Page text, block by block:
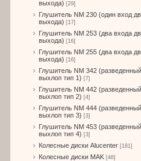
выхода) [29]
Глушитель NM 230 (один вход
выхода) [17]
Глушитель NM 253 (два входа
выхода) [16]
Глушитель NM 255 (два входа
выхода) [16]
Глушитель NM 342 (разведенный
выхлоп тип 1) [7]
Глушитель NM 442 (разведенный
выхлоп тип 2) [4]
Глушитель NM 444 (разведенный
выхлоп тип 3) [3]
Глушитель NM 453 (разведенный
выхлоп тип 4) [3]
Колесные диски Alucenter [181]
Колесные диски MAK [46]